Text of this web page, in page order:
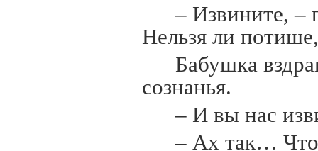
– Извините, –
Нельзя ли
Бабушка
сознанья.
– И вы нас
– Ах так…